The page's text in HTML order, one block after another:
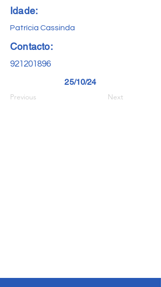
Idade:
Patrícia Cassinda
Contacto:
921201896
25/10/24
Previous Next